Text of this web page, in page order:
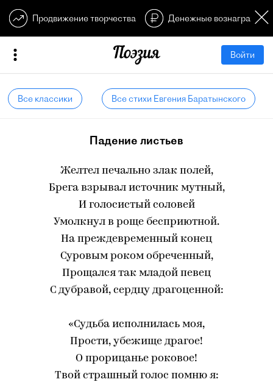
Продвижение творчества Денежные
Войти
Все классики Все стихи Евгения Баратынского
Падение листьев
Желтел печально злак полей,
Брега взрывал источник мутный,
И голосистый соловей
Умолкнул в роще бесприютной.
На преждевременный конец
Суровым роком обреченный,
Прощался так младой певец
С дубравой, сердцу драгоценной:
«Судьба исполнилась моя,
Прости, убежище драгое!
О прорицанье роковое!
Твой страшный голос помню я: